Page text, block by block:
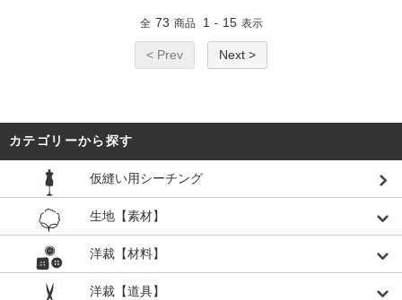
全 73 商品 1 - 15 表示
< Prev Next >
カテゴリーから探す
仮縫い用シーチング
生地【素材】
洋裁【材料】
洋裁【道具】